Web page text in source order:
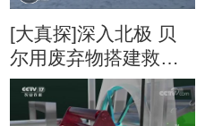
[大真探]深入北极 贝
尔用废弃物搭建救生
筏逃生